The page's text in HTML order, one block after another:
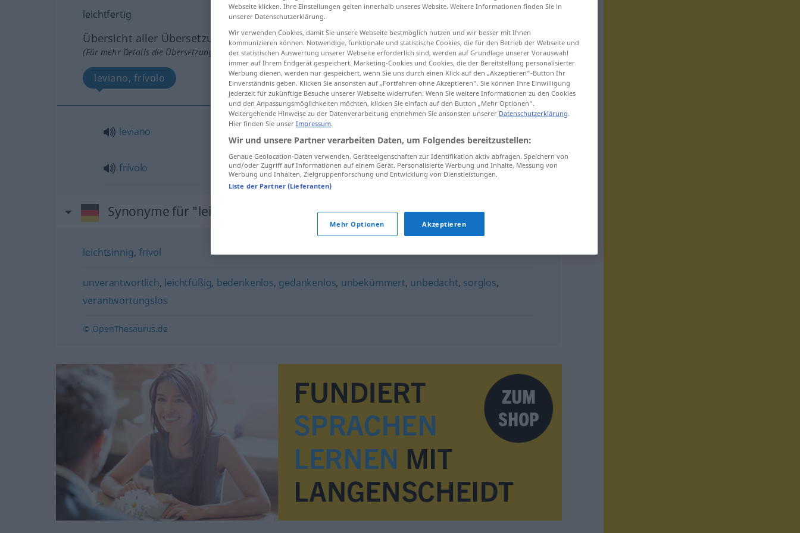
leichtfertig
Übersicht aller Übersetzungen
(Für mehr Details die Übersetzung anklicken/antippen)
leviano, frívolo
leviano
frívolo leichtfertig
Synonyme für "leichtfertig"
leichtsinnig, frivol
unverantwortlich, leichtfüßig, bedenkenlos, gedankenlos, unbekümmert, unbedacht, sorglos,
verantwortungslos
© OpenThesaurus.de
Webseite klicken. Ihre Einstellungen gelten innerhalb unseres Website. Weitere Informationen finden Sie in
unserer Datenschutzerklärung.
Wir verwenden Cookies, damit Sie unsere Webseite bestmöglich nutzen und wir besser mit Ihnen
kommunizieren können. Notwendige, funktionale und statistische Cookies, die für den Betrieb der Webseite und
der statistischen Auswertung unserer Webseite erforderlich sind, werden auf Grundlage unserer Vorauswahl
immer auf Ihrem Endgerät gespeichert. Marketing-Cookies und Cookies, die der Bereitstellung personalisierter
Werbung dienen, werden nur gespeichert, wenn Sie uns durch einen Klick auf den „Akzeptieren“-Button Ihr
Einverständnis geben. Klicken Sie ansonsten auf „Fortfahren ohne Akzeptieren“. Sie können Ihre Einwilligung
jederzeit für zukünftige Besuche unserer Webseite widerrufen. Wenn Sie weitere Informationen zu den Cookies
und den Anpassungsmöglichkeiten möchten, klicken Sie einfach auf den Button „Mehr Optionen“.
Weitergehende Hinweise zu der Datenverarbeitung entnehmen Sie ansonsten unserer Datenschutzerklärung.
Hier finden Sie unser Impressum.
Wir und unsere Partner verarbeiten Daten, um Folgendes bereitzustellen:
Genaue Geolocation-Daten verwenden. Geräteeigenschaften zur Identifikation aktiv abfragen. Speichern von
und/oder Zugriff auf Informationen auf einem Gerät. Personalisierte Werbung und Inhalte, Messung von
Werbung und Inhalten, Zielgruppenforschung und Entwicklung von Dienstleistungen.
Liste der Partner (Lieferanten)
Mehr Optionen Akzeptieren